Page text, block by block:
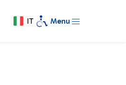
IT Menu